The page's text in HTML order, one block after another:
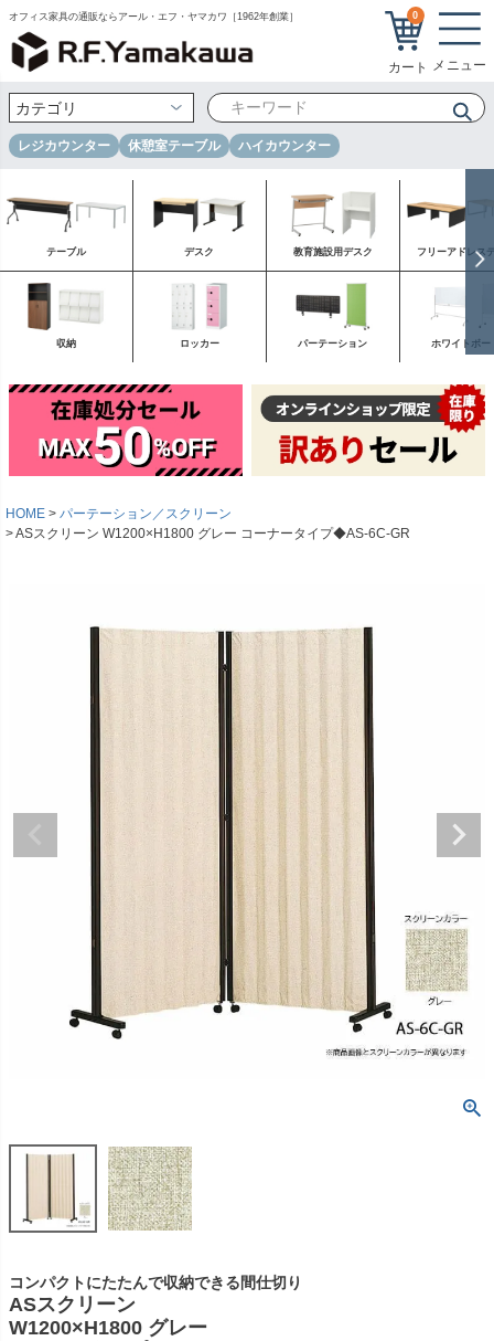
オフィス家具の通販ならアール・エフ・ヤマカワ［1962年創業］ 0
レジカウンター 休憩室テーブル ハイカウンター
テーブル デスク 教育施設用デスク フリーアドレス
収納 ロッカー パーテーション ホワイトボー
HOME
パーテーション／スクリーン
ASスクリーン W1200×H1800 グレー コーナータイプ◆AS-6C-GR
コンパクトにたたんで収納できる間仕切り
ASスクリーン
W1200×H1800 グレー